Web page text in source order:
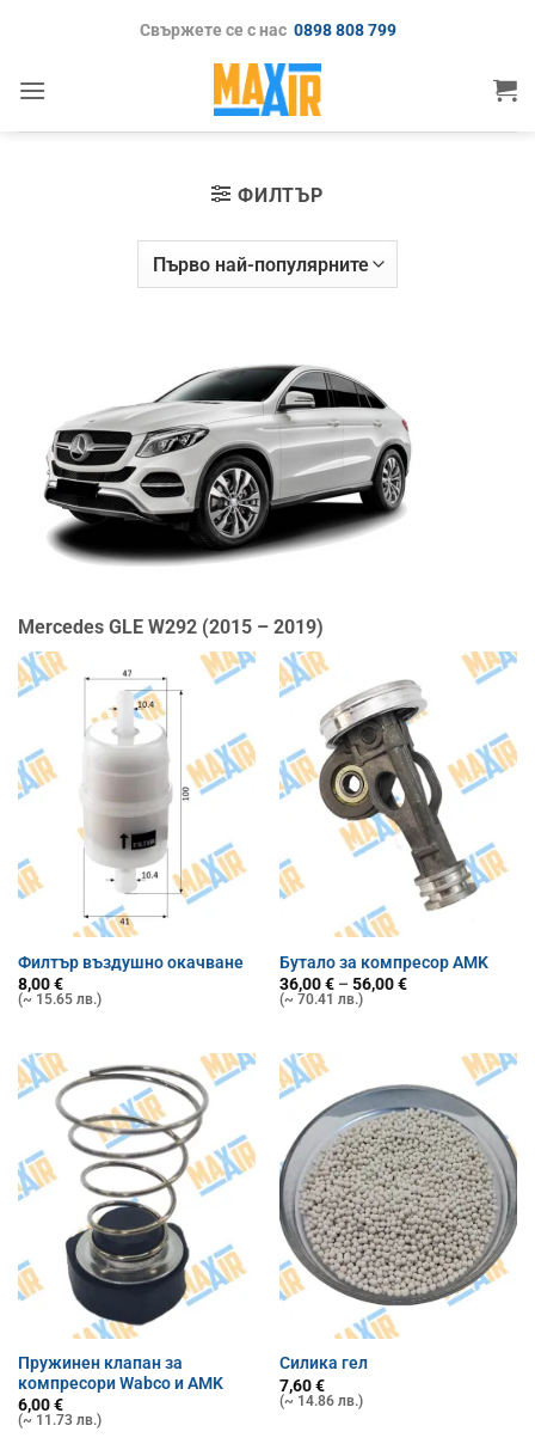
Свържете се с нас 0898 808 799
ФИЛТЪР
Mercedes GLE W292 (2015 – 2019)
Филтър въздушно окачване
8,00€
(~ 15.65 лв.)
Бутало за компресор AMK
36,00€ – 56,00€Price
(~ 70.41 лв.)
Пружинен клапан за
компресори Wabco и AMK
6,00€
(~ 11.73 лв.)
Силика гел
7,60€
(~ 14.86 лв.)